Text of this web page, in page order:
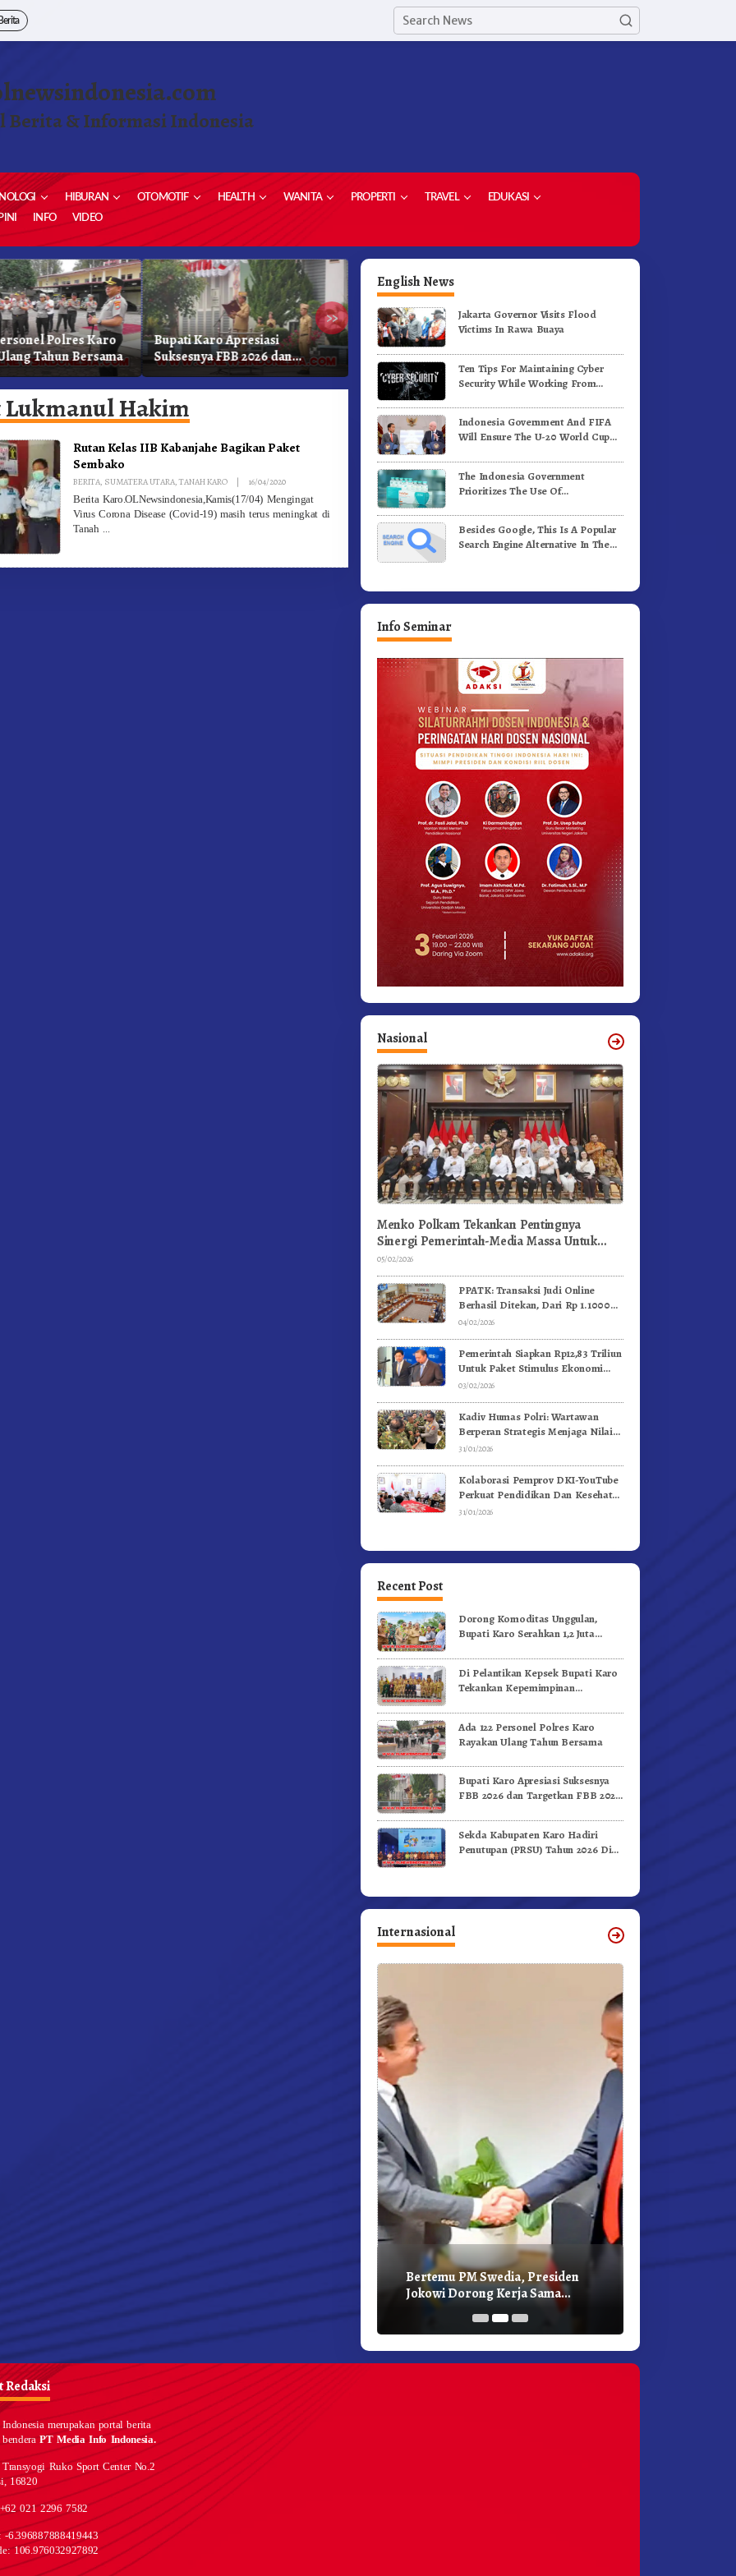
Berita & Informasi Indonesia
HIBURAN OTOMOTIF HEALTH WANITA PROPERTI TRAVEL
EDUKASI
INFO VIDEO
»
Polres Karo
Tahun Bersama
Bupati Karo Apresiasi
Suksesnya FBB 2026 dan
Targetkan FBB 2027 Go
Internasional.!
Sekda Kabupaten Karo Hadiri
Penutupan (PRSU) Tahun 2026
Di Medan
Berkolaborasi Dengan
Komunitas WEST Karo
Lukmanul Hakim
Rutan Kelas IIB Kabanjahe Bagikan Paket
Sembako
BERITA, SUMATERA UTARA,TANAH KARO | 16/04/2020By
Berita Karo.OLNewsindonesia,Kamis(17/04) Mengingat
Virus Corona Disease (Covid-19) masih terus meningkat di
Tanah
English News
Jakarta Governor Visits Flood
Victims In Rawa Buaya
Ten Tips For Maintaining Cyber
Security While Working From
Indonesia Government And FIFA
Will Ensure The U-20 World Cup
Standards
The Indonesia Government
Prioritizes The Use Of
Vaccines
Besides Google, This Is A Popular
Search Engine Alternative In The
Info Seminar
Nasional
Menko Polkam Tekankan Pentingnya
Sinergi Pemerintah-Media Massa Untuk
Jaga Stabilitas Bangsa
05/02/2026
PPATK: Transaksi Judi Online
Berhasil Ditekan, Dari Rp 1.1000
Triliun Menjadi Rp 268 Triliun
04/02/2026
Pemerintah Siapkan Rp12,83 Triliun
Untuk Paket Stimulus Ekonomi
Kuartal I-2026
03/02/2026
Kadiv Humas Polri: Wartawan
Berperan Strategis Menjaga Nilai
Kebangsaan, Demokrasi, dan NKRI
31/01/2026
Kolaborasi Pemprov DKI-YouTube
Perkuat Pendidikan Dan Kesehatan
Mental
31/01/2026
Recent Post
Dorong Komoditas Unggulan,
Bupati Karo Serahkan 1,2 Juta
Di Pelantikan Kepsek Bupati Karo
Tekankan Kepemimpinan
Pendidikan
Ada 122 Personel Polres Karo
Rayakan Ulang Tahun Bersama
Bupati Karo Apresiasi Suksesnya
FBB 2026 dan Targetkan FBB 2027
Sekda Kabupaten Karo Hadiri
Penutupan (PRSU) Tahun 2026 Di
Internasional
Bertemu PM Swedia, Presiden
Jokowi Dorong Kerja Sama
Pembangunan Hijau
Redaksi
Indonesia merupakan portal berita
benderaPT Media Info Indonesia.
Ruko Sport Center No.2
16820
021 2296 7582
-6.396887888419443
106.976032927892